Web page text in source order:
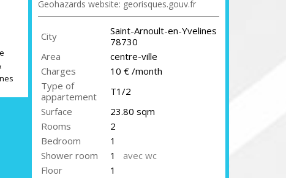
Geohazards website: georisques.gouv.fr
City
Saint-Arnoult-en-Yvelines
78730
Area
centre-ville
Charges
10 € /month
Type of
appartement
T1/2
Surface
23.80 sqm
Rooms
2
Bedroom
1
Shower room
1 avec wc
Floor
1